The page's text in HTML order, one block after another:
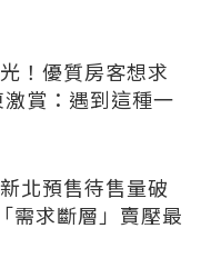
！優質房客想求
激賞：遇到這種一
北預售待售量破
需求斷層」賣壓最